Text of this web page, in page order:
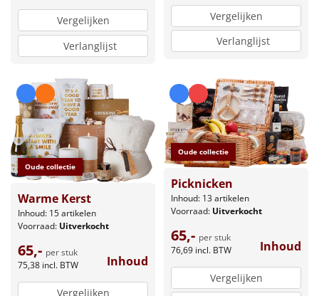
Vergelijken
Verlanglijst
Vergelijken
Verlanglijst
Oude collectie
Warme Kerst
Inhoud: 15 artikelen
Voorraad: Uitverkocht
65,- per stuk
75,38 incl. BTW Inhoud
Vergelijken
Oude collectie
Picknicken
Inhoud: 13 artikelen
Voorraad: Uitverkocht
65,- per stuk
76,69 incl. BTW Inhoud
Vergelijken